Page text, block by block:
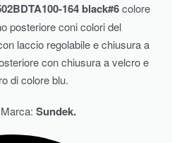
164 black#6colore
posteriore coni colori del
laccio regolabile e chiusura a
con chiusura a velcro e
di colore blu.
Marca: Sundek.